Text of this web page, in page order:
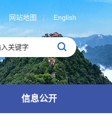
网站地图 English
信息公开